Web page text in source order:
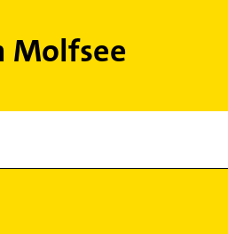
Molfsee